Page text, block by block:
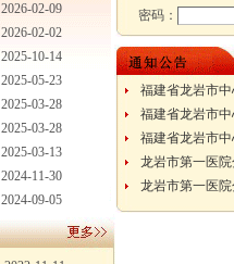
2026-02-09
2026-02-02
2025-10-14
2025-05-23
2025-03-28
2025-03-28
2025-03-13
2024-11-30
2024-09-05
密码：
福建省龙岩市
福建省龙岩市
福建省龙岩市
龙岩市第一医
龙岩市第一医